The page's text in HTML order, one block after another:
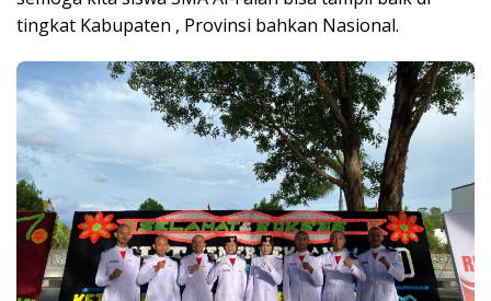
tingkat Kabupaten , Provinsi bahkan Nasional.